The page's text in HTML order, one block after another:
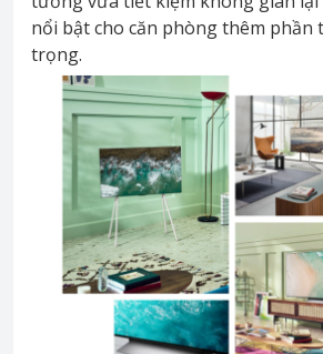
nổi bật cho căn phòng thêm phần
trọng.